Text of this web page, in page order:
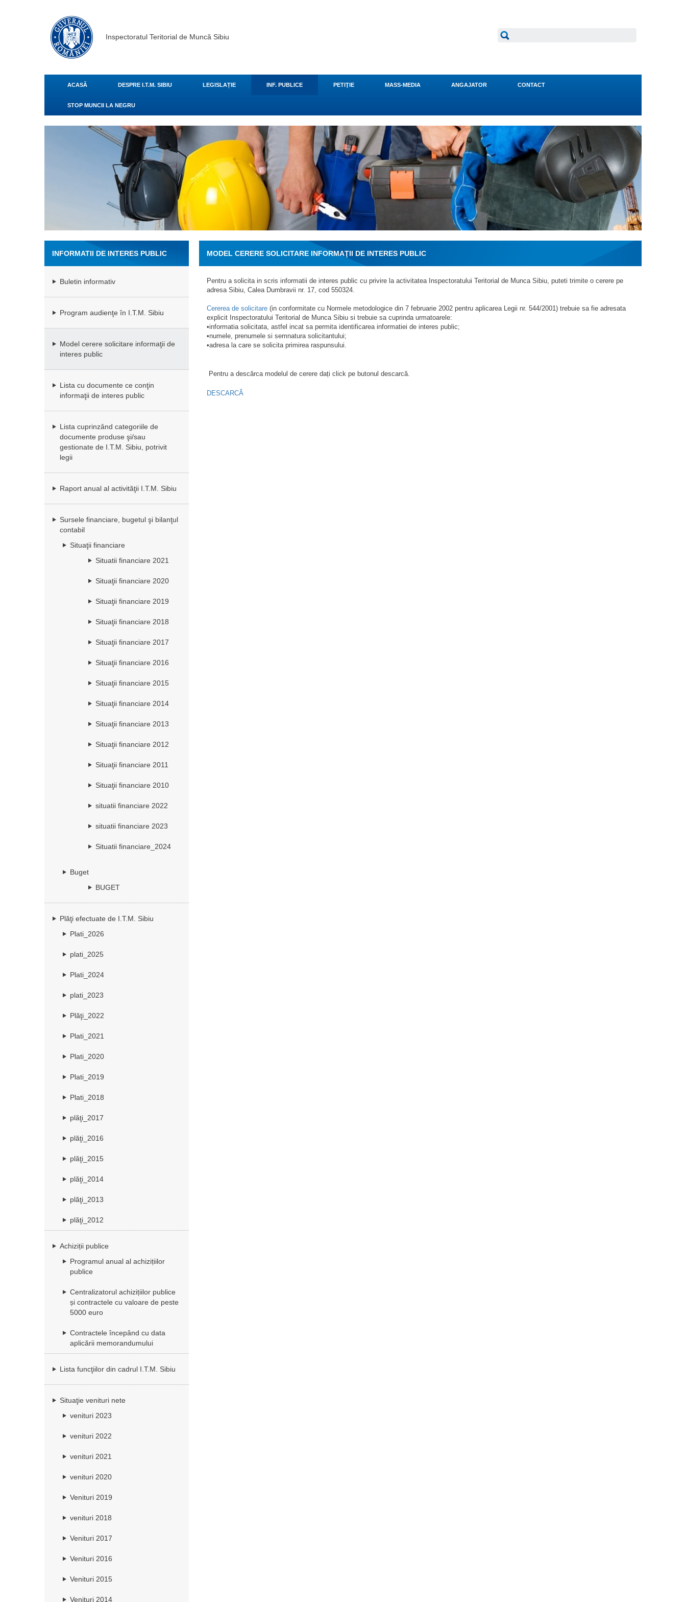
Inspectoratul Teritorial de Muncă Sibiu
ACASĂ DESPRE I.T.M. SIBIU LEGISLAȚIE INF. PUBLICE PETIŢIE MASS-MEDIA ANGAJATOR CONTACT
STOP MUNCII LA NEGRU
INFORMATII DE INTERES PUBLIC
Buletin informativ
Program audienţe în I.T.M. Sibiu
Model cerere solicitare informaţii de
interes public
Lista cu documente ce conţin
informaţii de interes public
Lista cuprinzând categoriile de
documente produse şi/sau
gestionate de I.T.M. Sibiu, potrivit
legii
Raport anual al activităţii I.T.M. Sibiu
Sursele financiare, bugetul şi bilanţul
contabil
Situaţii financiare
Situatii financiare 2021
Situaţii financiare 2020
Situaţii financiare 2019
Situaţii financiare 2018
Situaţii financiare 2017
Situaţii financiare 2016
Situaţii financiare 2015
Situaţii financiare 2014
Situaţii financiare 2013
Situaţii financiare 2012
Situaţii financiare 2011
Situaţii financiare 2010
situatii financiare 2022
situatii financiare 2023
Situatii financiare_2024
Buget
BUGET
Plăţi efectuate de I.T.M. Sibiu
Plati_2026
plati_2025
Plati_2024
plati_2023
Plăţi_2022
Plati_2021
Plati_2020
Plati_2019
Plati_2018
plăţi_2017
plăţi_2016
plăţi_2015
plăţi_2014
plăţi_2013
plăţi_2012
Achiziții publice
Programul anual al achizițiilor
publice
Centralizatorul achizițiilor publice
și contractele cu valoare de peste
5000 euro
Contractele începând cu data
aplicării memorandumului
Lista funcţiilor din cadrul I.T.M. Sibiu
Situaţie venituri nete
venituri 2023
venituri 2022
venituri 2021
venituri 2020
Venituri 2019
venituri 2018
Venituri 2017
Venituri 2016
Venituri 2015
Venituri 2014
MODEL CERERE SOLICITARE INFORMAŢII DE INTERES PUBLIC
Pentru a solicita in scris informatii de interes public cu privire la activitatea Inspectoratului Teritorial de Munca Sibiu, puteti trimite o cerere pe
adresa Sibiu, Calea Dumbravii nr. 17, cod 550324.
Cererea de solicitare(in conformitate cu Normele metodologice din 7 februarie 2002 pentru aplicarea Legii nr. 544/2001) trebuie sa fie adresata
explicit Inspectoratului Teritorial de Munca Sibiu si trebuie sa cuprinda urmatoarele:
•informatia solicitata, astfel incat sa permita identificarea informatiei de interes public;
•numele, prenumele si semnatura solicitantului;
•adresa la care se solicita primirea raspunsului.
Pentru a descărca modelul de cerere dați click pe butonul descarcă.
DESCARCĂ